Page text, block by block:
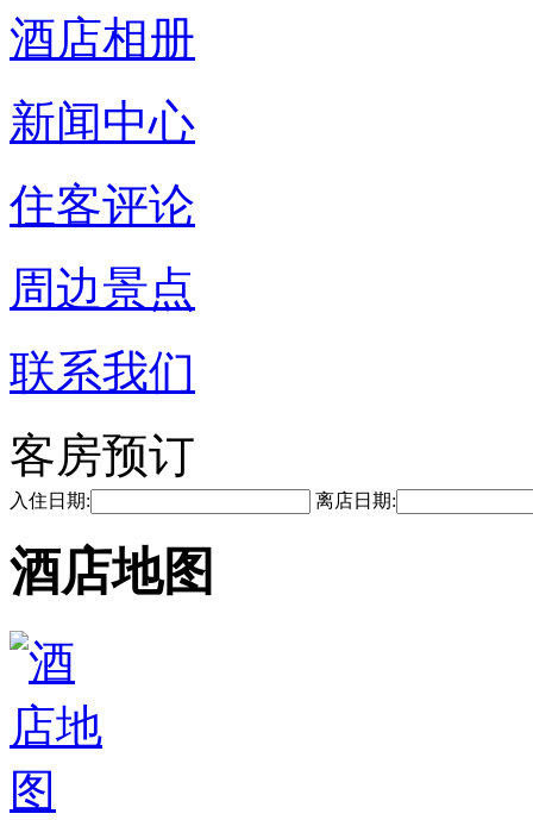
酒店相册
新闻中心
住客评论
周边景点
联系我们
客房预订
入住日期: 离店日期:
酒店地图